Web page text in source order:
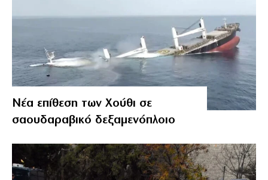
Νέα επίθεση των Χούθι σε
σαουδαραβικό δεξαμενόπλοιο